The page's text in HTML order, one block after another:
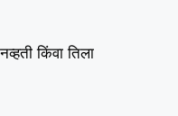
किंवा तिला